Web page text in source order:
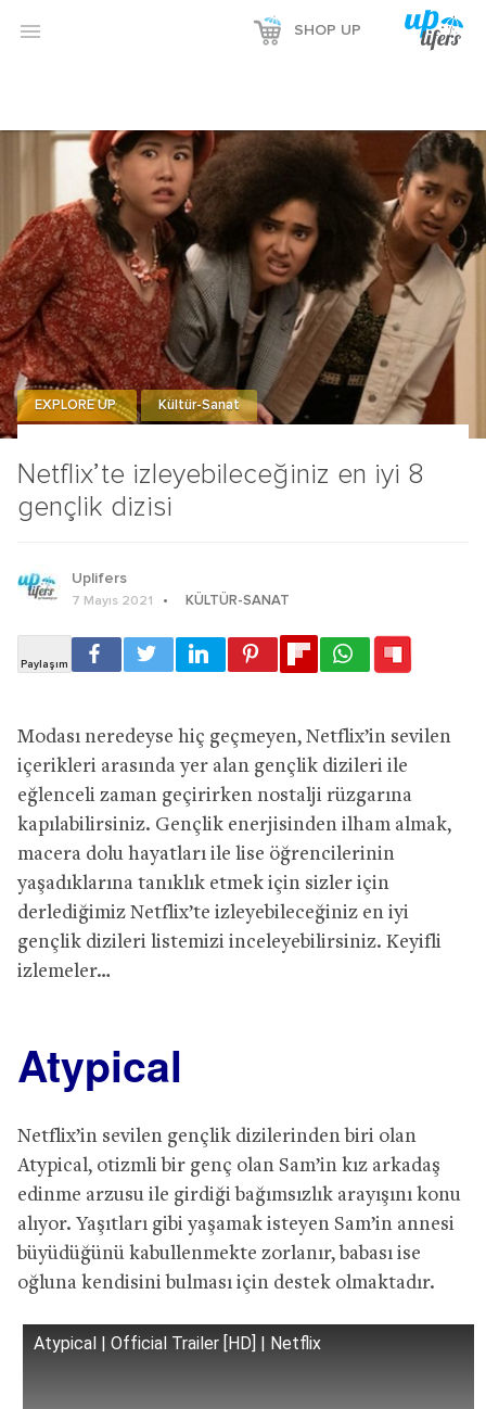
Reklamı Göster
Reklamı Gizle
 SHOP UP
Netflix’te izleyebileceğiniz en iyi 8
gençlik dizisi
EXPLORE UP Kültür-Sanat
Uplifers
7 Mayıs 2021 KÜLTÜR-SANAT
Modası neredeyse hiç geçmeyen, Netflix’in sevilen
içerikleri arasında yer alan gençlik dizileri ile
eğlenceli zaman geçirirken nostalji rüzgarına
kapılabilirsiniz. Gençlik enerjisinden ilham almak,
macera dolu hayatları ile lise öğrencilerinin
yaşadıklarına tanıklık etmek için sizler için
derlediğimiz Netflix’te izleyebileceğiniz en iyi
gençlik dizileri listemizi inceleyebilirsiniz. Keyifli
izlemeler…
Atypical
Netflix’in sevilen gençlik dizilerinden biri olan
Atypical, otizmli bir genç olan Sam’in kız arkadaş
edinme arzusu ile girdiği bağımsızlık arayışını konu
alıyor. Yaşıtları gibi yaşamak isteyen Sam’in annesi
büyüdüğünü kabullenmekte zorlanır, babası ise
oğluna kendisini bulması için destek olmaktadır.
Atypical | Official Trailer [HD] | Netflix